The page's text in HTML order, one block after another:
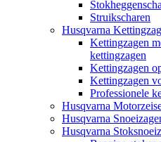
Struikscharen
Husqvarna
Kettingzagen
kettingzagen
Kettingzagen
Kettingzagen
Professionele
Husqvarna
Husqvarna
Husqvarna